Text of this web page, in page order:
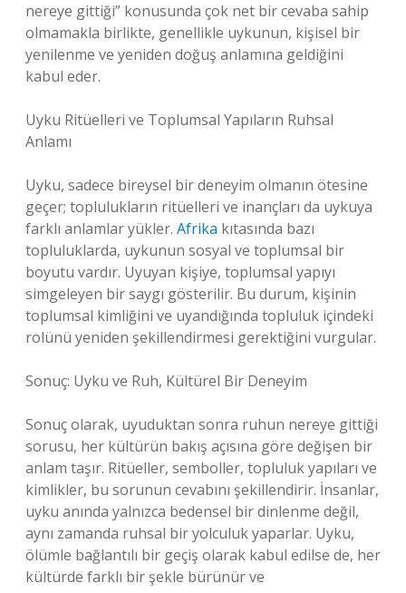
nereye gittiği” konusunda çok net bir cevaba sahip
olmamakla birlikte, genellikle uykunun, kişisel bir
yenilenme ve yeniden doğuş anlamına geldiğini
kabul eder.
Uyku Ritüelleri ve Toplumsal Yapıların Ruhsal
Anlamı
Uyku, sadece bireysel bir deneyim olmanın ötesine
geçer; toplulukların ritüelleri ve inançları da uykuya
farklı anlamlar yükler. Afrika kıtasında bazı
topluluklarda, uykunun sosyal ve toplumsal bir
boyutu vardır. Uyuyan kişiye, toplumsal yapıyı
simgeleyen bir saygı gösterilir. Bu durum, kişinin
toplumsal kimliğini ve uyandığında topluluk içindeki
rolünü yeniden şekillendirmesi gerektiğini vurgular.
Sonuç: Uyku ve Ruh, Kültürel Bir Deneyim
Sonuç olarak, uyuduktan sonra ruhun nereye gittiği
sorusu, her kültürün bakış açısına göre değişen bir
anlam taşır. Ritüeller, semboller, topluluk yapıları ve
kimlikler, bu sorunun cevabını şekillendirir. İnsanlar,
uyku anında yalnızca bedensel bir dinlenme değil,
aynı zamanda ruhsal bir yolculuk yaparlar. Uyku,
ölümle bağlantılı bir geçiş olarak kabul edilse de, her
kültürde farklı bir şekle bürünür ve